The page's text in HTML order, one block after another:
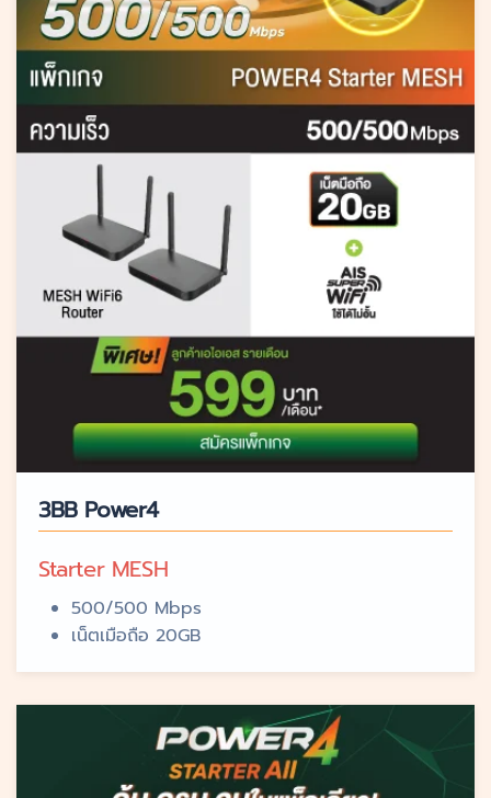
3BB Power4
Starter MESH
500/500 Mbps
เน็ตเมือถือ 20GB